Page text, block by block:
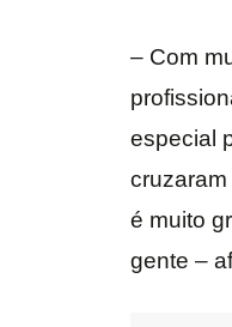
– Com
especial
é muito
gente –